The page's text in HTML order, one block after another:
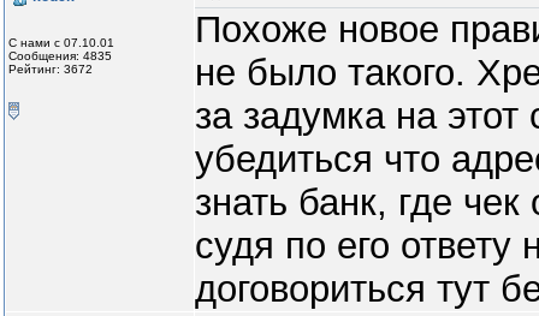
С нами с 07.10.01
Сообщения: 4835
Рейтинг: 3672
Похоже новое
не было такого.
за задумка на этот
убедиться что
знать банк, где
судя по его
договориться тут